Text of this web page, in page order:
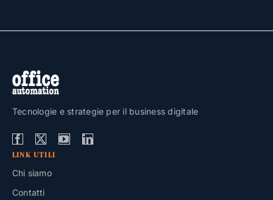
Tecnologie e strategie per il business digitale
LINK UTILI
Chi siamo
Contatti